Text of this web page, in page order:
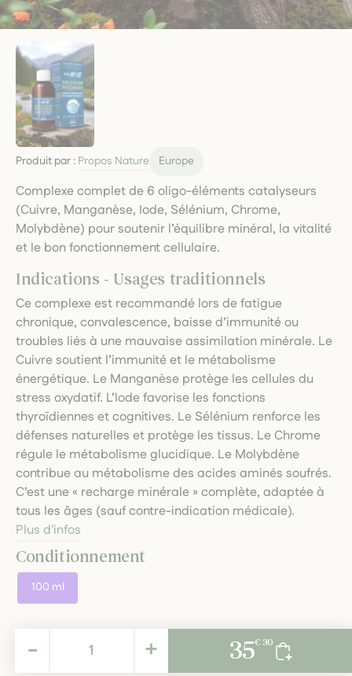
Produit par : Propos Nature Europe
Complexe complet de 6 oligo-éléments catalyseurs
(Cuivre, Manganèse, Iode, Sélénium, Chrome,
Molybdène) pour soutenir l’équilibre minéral, la vitalité
et le bon fonctionnement cellulaire.
Indications - Usages traditionnels
Ce complexe est recommandé lors de fatigue
chronique, convalescence, baisse d’immunité ou
troubles liés à une mauvaise assimilation minérale. Le
Cuivre soutient l’immunité et le métabolisme
énergétique. Le Manganèse protège les cellules du
stress oxydatif. L’Iode favorise les fonctions
thyroïdiennes et cognitives. Le Sélénium renforce les
défenses naturelles et protège les tissus. Le Chrome
régule le métabolisme glucidique. Le Molybdène
contribue au métabolisme des acides aminés soufrés.
C’est une « recharge minérale » complète, adaptée à
tous les âges (sauf contre-indication médicale).
Plus d'infos
Conditionnement
100 ml
35,30 € TTC+
- 35€ 30